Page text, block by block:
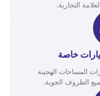
التجارية.
المساحات الهجينة
الظروف الجوية.